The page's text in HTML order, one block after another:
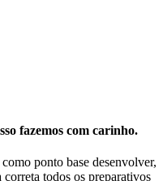
fazemos com carinho.
ponto base desenvolver,
todos os preparativos